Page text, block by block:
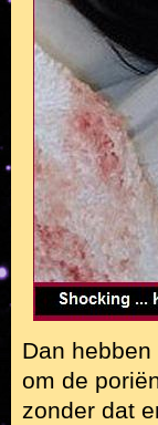
Dan hebben
om de
zonder dat